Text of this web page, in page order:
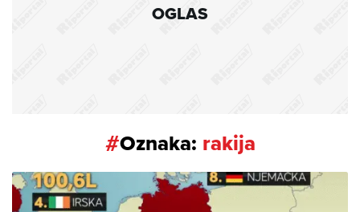
OGLAS
#Oznaka: rakija